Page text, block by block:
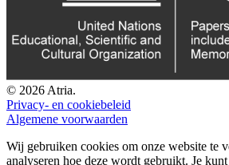
© 2026 Atria.
Privacy- en cookiebeleid
Algemene voorwaarden
Wij gebruiken cookies om onze website te
analyseren hoe deze wordt gebruikt. Je